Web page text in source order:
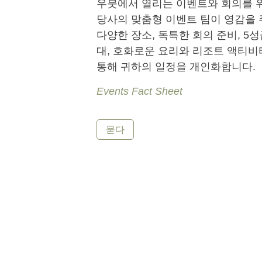
우붓에서 열리는 이벤트와 회의를
당사의 맞춤형 이벤트 팀이 영감을
다양한 장소, 독특한 회의 준비, 5
대, 호화로운 요리와 리조트 액티비
통해 귀하의 일정을 개인화합니다.
Events Fact Sheet
묻다